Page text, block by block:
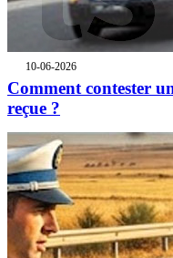
10-06-2026
Comment contester
reçue ?